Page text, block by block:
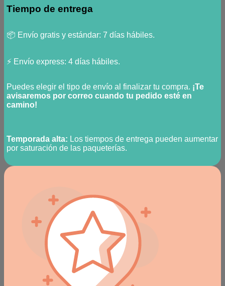
Tiempo de entrega
📦 Envío gratis y estándar: 7 días hábiles.
⚡ Envío express: 4 días hábiles.
Puedes elegir el tipo de envío al finalizar tu compra. ¡Te
avisaremos por correo cuando tu pedido esté en
camino!
Temporada alta: Los tiempos de entrega pueden aumentar
por saturación de las paqueterías.